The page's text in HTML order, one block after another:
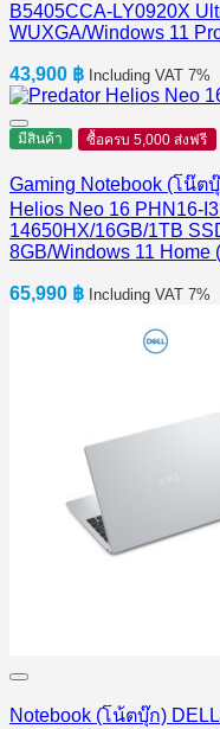
B5405CCA-LY0920X
WUXGA/Windows 11
43,900 ฿ Including VAT 7%
มีสินค้า ซื้อครบ 5,000 ส่งฟรี
Gaming Notebook (โน๊ต
Helios Neo 16 PHN16-
14650HX/16GB/1TB
8GB/Windows 11 Home
65,990 ฿ Including VAT 7%
Notebook (โน้ตบุ๊ก)